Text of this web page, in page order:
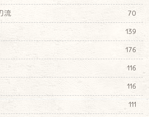
流
70
139
176
116
116
111